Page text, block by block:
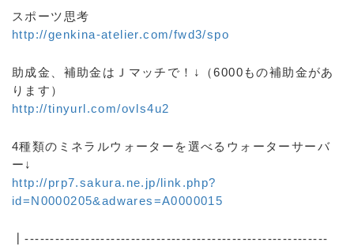
スポーツ思考
http://genkina-atelier.com/fwd3/spo
助成金、補助金はＪマッチで！↓（6000もの補助金があ
ります）
http://tinyurl.com/ovls4u2
4種類のミネラルウォーターを選べるウォーターサーバ
ー↓
http://prp7.sakura.ne.jp/link.php?
id=N0000205&adwares=A0000015
┃------------------------------------------------------------